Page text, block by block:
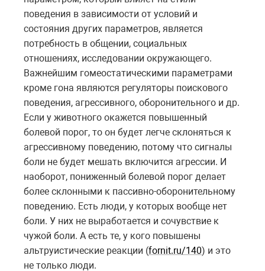
поведения в зависимости от условий и
состояния других параметров, является
потребность в общении, социальных
отношениях, исследовании окружающего.
Важнейшим гомеостатическими параметрами
кроме гона являются регуляторы поискового
поведения, агрессивного, оборонительного и др.
Если у животного окажется повышенный
болевой порог, то он будет легче склоняться к
агрессивному поведению, потому что сигналы
боли не будет мешать включится агрессии. И
наоборот, пониженный болевой порог делает
более склонными к пассивно-оборонительному
поведению. Есть люди, у которых вообще нет
боли. У них не выработается и сочувствие к
чужой боли. А есть те, у кого повышены
альтруистические реакции (fornit.ru/140) и это
не только люди.